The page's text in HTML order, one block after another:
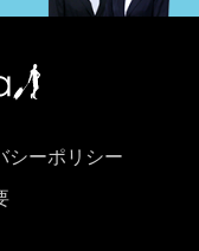
シーポリシー